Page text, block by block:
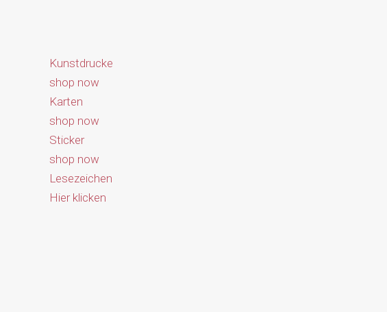
Kunstdrucke
shop now
Karten
shop now
Sticker
shop now
Lesezeichen
Hier klicken